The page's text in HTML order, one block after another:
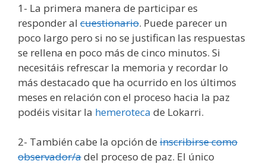
1- La primera manera de participar es
responder al cuestionario. Puede parecer un
poco largo pero si no se justifican las respuestas
se rellena en poco más de cinco minutos. Si
necesitáis refrescar la memoria y recordar lo
más destacado que ha ocurrido en los últimos
meses en relación con el proceso hacia la paz
podéis visitar la hemeroteca de Lokarri.
2- También cabe la opción de inscribirse como
observador/adel proceso de paz. El único